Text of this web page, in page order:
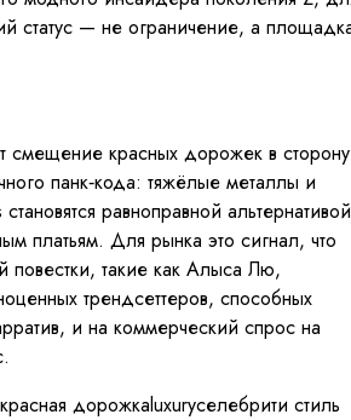
статус — не ограничение, а
смещение красных дорожек в сторону
панк‑кода: тяжёлые металлы и
равноправной альтернативой
платьям. Для рынка это сигнал, что
повестки, такие как Алыса Лю,
трендсеттеров, способных
и на коммерческий спрос на
красная дорожкаluxuryселебрити стиль